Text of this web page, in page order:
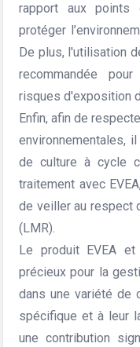
rapport aux points
protéger
De plus, l'utilisation
recommandée
risques d'exposition
Enfin, afin de
environnementales,
de culture à cycle
traitement avec
de veiller au respect
(LMR).
Le produit EVEA
précieux pour la
dans une variété de
spécifique et à leur
une contribution